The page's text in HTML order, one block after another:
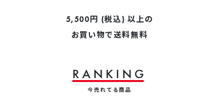
5,500円 (税込) 以上の
お買い物で送料無料
R A N K N G
今売れてる商品